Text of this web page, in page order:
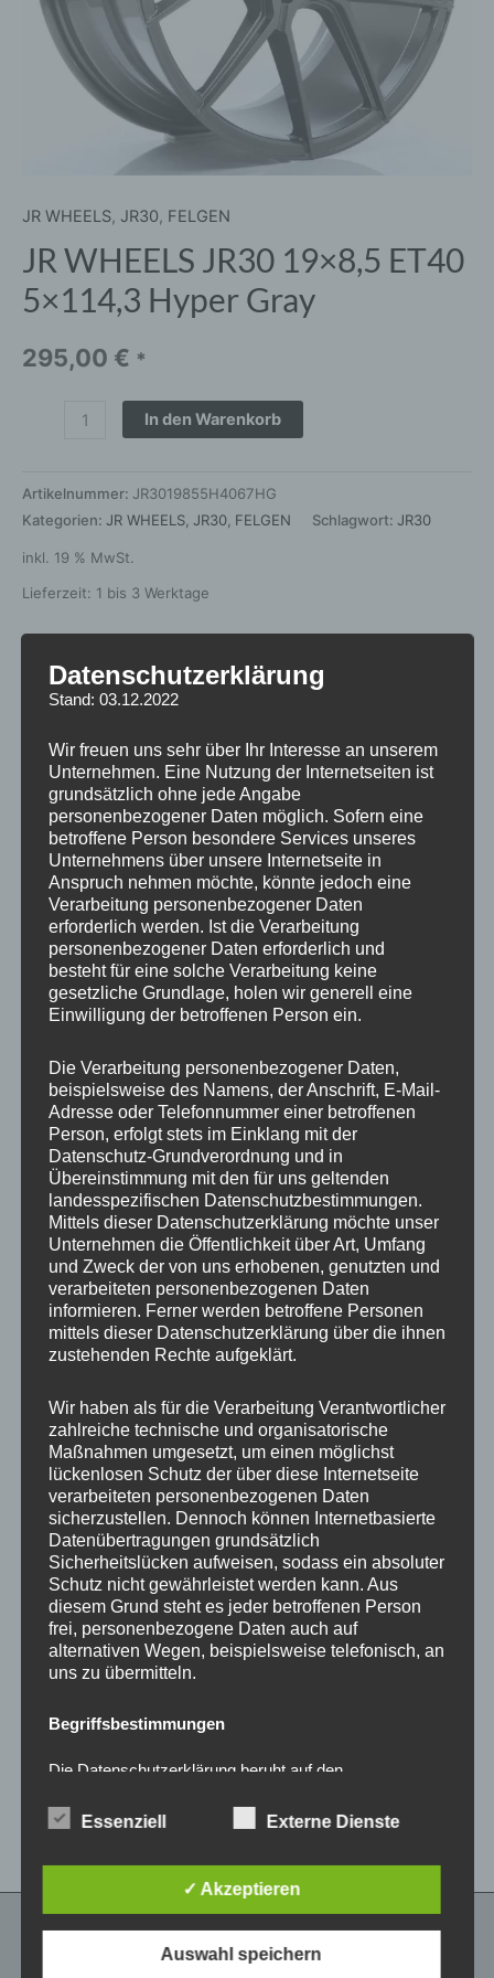
JR WHEELS, JR30, FELGEN
JR WHEELS JR30 19×8,5 ET40
5×114,3 Hyper Gray
295,00 € *
In den Warenkorb
Artikelnummer: JR3019855H4067HG
Kategorien: JR WHEELS JR30 FELGEN Schlagwort: JR30
inkl. 19 % MwSt.
Lieferzeit: 1 bis 3 Werktage
Beschreibung
Zusätzliche Informationen
Rezensionen (0)
https://jr-
wheels.com/certyfikaty/2024/09/18/1209/25/62234504-
114-5-67-40.pdf
Ähnliche Produkte
CONCAVER CVR1
19×8,5 ET35 5×120
Carbon Graphite
450,00€ *
0
von
CONCAVER CVR1
19×8 ET40 5×112
Platinum Black
425,00 € *
0
von
5
CONCAVER CVR1
19×8,5 ET45 5×112
450,00€ *
Bewertet
von
5
CONCAVER CVR1
Bewertet
von
5
RECHTLICHES
Datenschutzerklärung
Stand: 03.12.2022
Wir freuen uns sehr über Ihr Interesse an unserem
Unternehmen. Eine Nutzung der Internetseiten ist
grundsätzlich ohne jede Angabe
personenbezogener Daten möglich. Sofern eine
betroffene Person besondere Services unseres
Unternehmens über unsere Internetseite in
Anspruch nehmen möchte, könnte jedoch eine
Verarbeitung personenbezogener Daten
erforderlich werden. Ist die Verarbeitung
personenbezogener Daten erforderlich und
besteht für eine solche Verarbeitung keine
gesetzliche Grundlage, holen wir generell eine
Einwilligung der betroffenen Person ein.
Die Verarbeitung personenbezogener Daten,
beispielsweise des Namens, der Anschrift, E-Mail-
Adresse oder Telefonnummer einer betroffenen
Person, erfolgt stets im Einklang mit der
Datenschutz-Grundverordnung und in
Übereinstimmung mit den für uns geltenden
landesspezifischen Datenschutzbestimmungen.
Mittels dieser Datenschutzerklärung möchte unser
Unternehmen die Öffentlichkeit über Art, Umfang
und Zweck der von uns erhobenen, genutzten und
verarbeiteten personenbezogenen Daten
informieren. Ferner werden betroffene Personen
mittels dieser Datenschutzerklärung über die ihnen
zustehenden Rechte aufgeklärt.
Wir haben als für die Verarbeitung Verantwortlicher
zahlreiche technische und organisatorische
Maßnahmen umgesetzt, um einen möglichst
lückenlosen Schutz der über diese Internetseite
verarbeiteten personenbezogenen Daten
sicherzustellen. Dennoch können Internetbasierte
Datenübertragungen grundsätzlich
Sicherheitslücken aufweisen, sodass ein absoluter
Schutz nicht gewährleistet werden kann. Aus
diesem Grund steht es jeder betroffenen Person
frei, personenbezogene Daten auch auf
alternativen Wegen, beispielsweise telefonisch, an
uns zu übermitteln.
Begriffsbestimmungen
Die Datenschutzerklärung beruht auf den
Richtlinien- und Verordnungsgeber beim Erlass der
Datenschutz-Grundverordnung (DS-GVO) verwendet
Um dies zu gewährleisten, möchten wir vorab die
verwendeten Begrifflichkeiten erläutern.
Wir verwenden in dieser Datenschutzerklärung
Essenziell Externe Dienste
✓ Akzeptieren
Auswahl speichern